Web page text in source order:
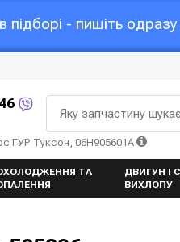
підборі - пишіть
Яку запчастину
ГУР Туксон, 06H905601A
ТА
ДВИГУН І
ВИХЛОПУ